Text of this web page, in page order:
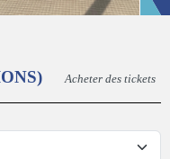
Acheter des tickets